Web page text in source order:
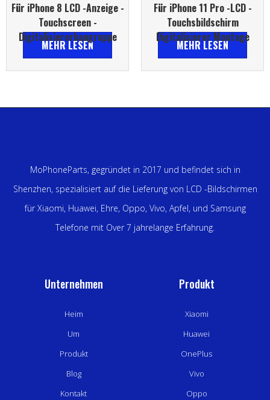
Für iPhone 8 LCD -Anzeige -
Touchscreen -
Digitalisiererbaugruppe
MEHR LESEN
Für iPhone 11 Pro -LCD -
Touchsbildschirm
Digitalisierer Montage
MEHR LESEN
MoPhoneParts, gegründet in 2017 und befindet sich in
Shenzhen, spezialisiert auf die Lieferung von LCD -Bildschirmen
für Xiaomi, Huawei, Ehre, Oppo, Vivo, Apfel, und Samsung
Telefone mit Over 7 jahrelange Erfahrung.
Unternehmen
Heim
Um
Produkt
Blog
Kontakt
Produkt
Xiaomi
Huawei
OnePlus
Vivo
Oppo